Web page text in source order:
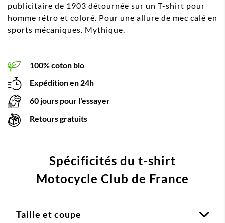
publicitaire de 1903 détournée sur un T-shirt pour
homme rétro et coloré. Pour une allure de mec calé en
sports mécaniques. Mythique.
100% coton bio
Expédition en 24h
60 jours pour l'essayer
Retours gratuits
Spécificités du t-shirt
Motocycle Club de France
Taille et coupe